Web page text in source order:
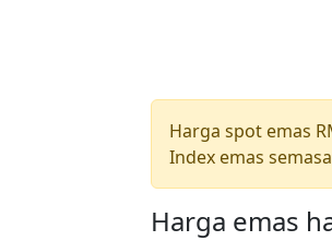
Harga spot emas
Index emas
Harga emas